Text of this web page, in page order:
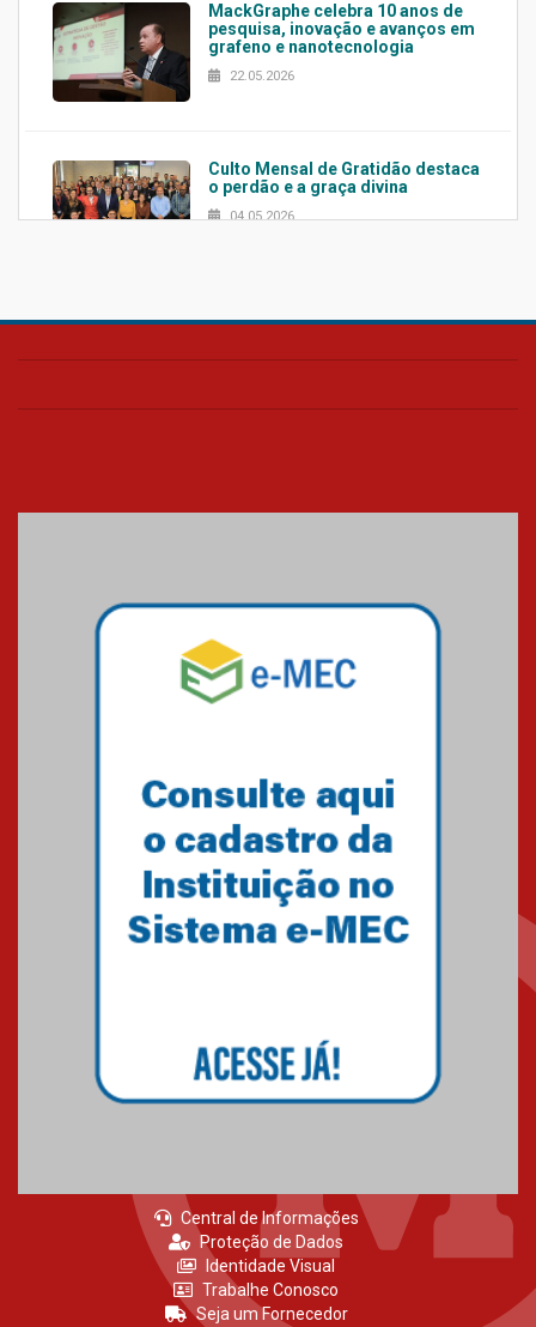
MackGraphe celebra 10 anos de
pesquisa, inovação e avanços em
grafeno e nanotecnologia
22.05.2026
Culto Mensal de Gratidão destaca
o perdão e a graça divina
04.05.2026
Confira como foi o culto mensal
Mackenzie mobiliza campanha
solidária para apoiar famílias em
Minas Gerais
Primeiro culto do ano ressalta o
27.02.2026
Central de Informações
Proteção de Dados
Identidade Visual
Trabalhe Conosco
Seja um Fornecedor